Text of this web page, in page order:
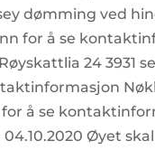
dømming ved
for å se
24 3931
å se
04.10.2020 Øyet